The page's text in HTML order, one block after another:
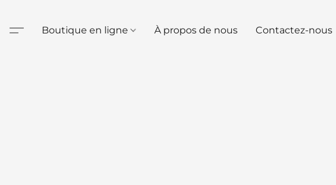
Boutique en ligne À propos de nous Contactez-nous